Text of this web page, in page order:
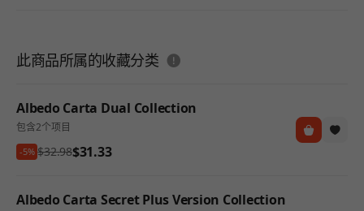
此商品所属的收藏分类 도움말
Albedo Carta Dual Collection
包含2个项目
-5% $32.98$31.33
Albedo Carta Secret Plus Version Collection